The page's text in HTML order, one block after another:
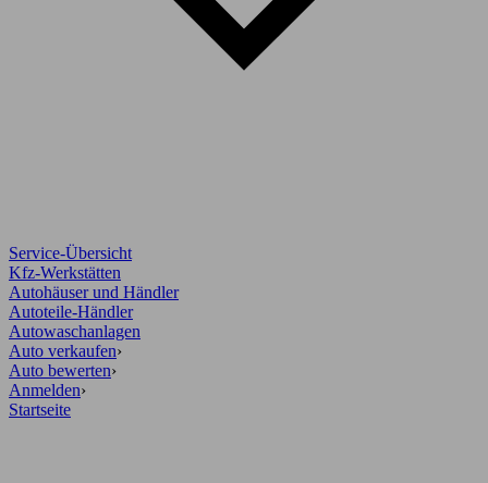
Service-Übersicht
Kfz-Werkstätten
Autohäuser und Händler
Autoteile-Händler
Autowaschanlagen
Auto verkaufen›
Auto bewerten›
Anmelden›
Startseite